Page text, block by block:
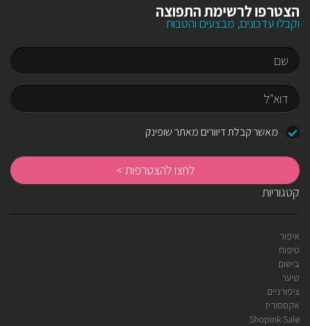
הצטרפו לרשימת התפוצה
וקבלו עדכונים, מבצעים והטבות
שם
דוא"למאשר קבלת דיוורים מאתר שופינק
קטגוריות
איפור
טיפוח
בישום
שיער
ציפורניים
אקססוריז
Shopink Sale